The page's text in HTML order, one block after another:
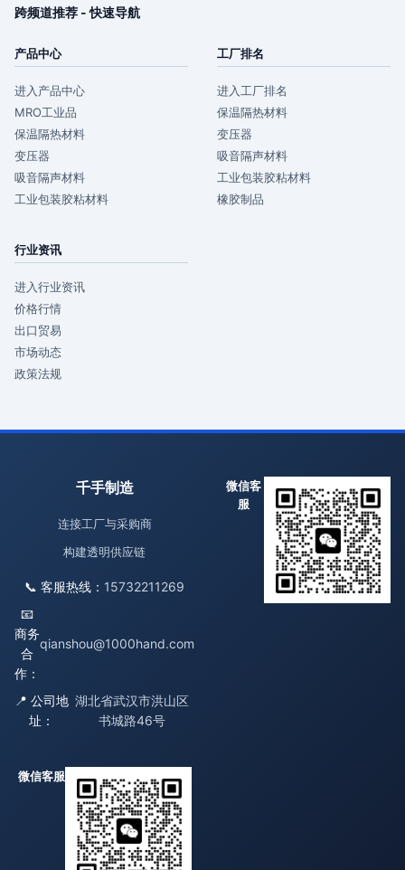
跨频道推荐 - 快速导航
产品中心
进入产品中心
MRO工业品
保温隔热材料
变压器
吸音隔声材料
工业包装胶粘材料
工厂排名
进入工厂排名
保温隔热材料
变压器
吸音隔声材料
工业包装胶粘材料
橡胶制品
行业资讯
进入行业资讯
价格行情
出口贸易
市场动态
政策法规
千手制造
连接工厂与采购商
构建透明供应链
📞 客服热线： 15732211269
📧
商务
合
作：
qianshou@1000hand.com
📍 公司地
址：
湖北省武汉市洪山区
书城路46号
微信客
服
微信客服